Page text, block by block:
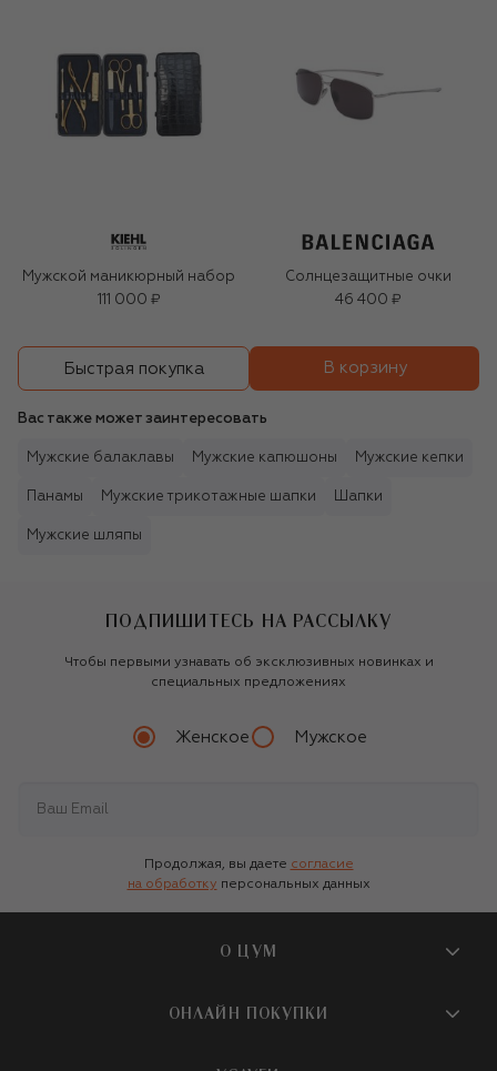
Мужской маникюрный набор
111 000 ₽
Солнцезащитные очки
46 400 ₽
Быстрая покупка В корзину
Вас также может заинтересовать
Мужские балаклавы Мужские капюшоны Мужские кепки
Панамы Мужские трикотажные шапки Шапки
Мужские шляпы
ПОДПИШИТЕСЬ НА РАССЫЛКУ
Чтобы первыми узнавать об эксклюзивных новинках и
специальных предложениях
Женское Мужское
Продолжая, вы даете согласие
на обработку персональных данных
О ЦУМ
О магазине
ОНЛАЙН ПОКУПКИ